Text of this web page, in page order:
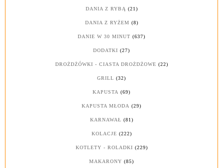
DANIA Z RYBĄ (21)
DANIA Z RYŻEM (8)
DANIE W 30 MINUT (637)
DODATKI (27)
DROŻDŻÓWKI - CIASTA DROŻDŻOWE (22)
GRILL (32)
KAPUSTA (69)
KAPUSTA MŁODA (29)
KARNAWAŁ (81)
KOLACJE (222)
KOTLETY - ROLADKI (229)
MAKARONY (85)